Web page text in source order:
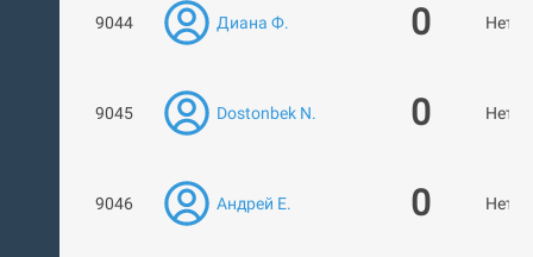
9044 Диана Ф. 0 Нет
9045 Dostonbek N. 0 Нет
9046 Андрей Е. 0 Нет